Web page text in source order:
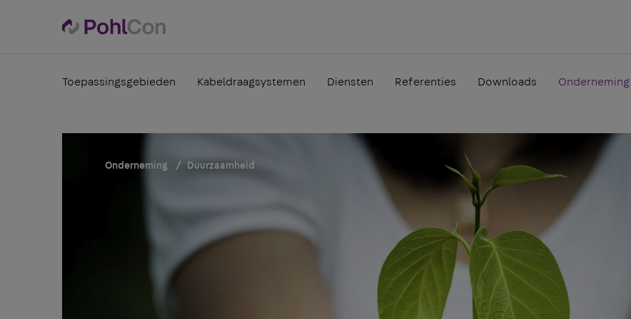
Toepassingsgebieden Kabeldraagsystemen Diensten Referenties Downloads Onderneming
Onderneming Duurzaamheid